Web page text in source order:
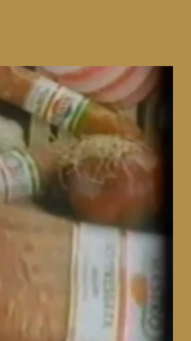
candlelit condo...